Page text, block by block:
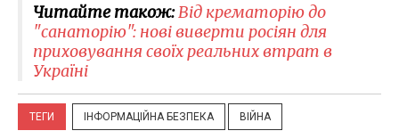
Читайте також:Від крематорію до
"санаторію": нові виверти росіян для
приховування своїх реальних втрат в
Україні
ТЕГИ ІНФОРМАЦІЙНА БЕЗПЕКА ВІЙНА